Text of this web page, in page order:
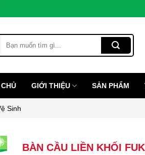
kiếm:
GIỚI THIỆU SẢN PHẨM
Sinh
BÀN CẦU LIỀN KHỐI